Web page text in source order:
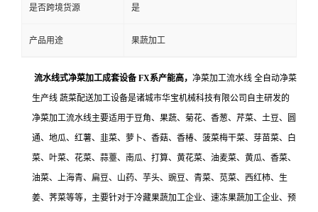
是否跨境货源 是
产品用途 果蔬加工
流水线式净菜加工成套设备 FX系产能高， 净菜加工流水线 全自动净菜
生产线 蔬菜配送加工设备是诸城市华宝机械科技有限公司自主研发的
净菜加工流水线主要适用于豆角、果蔬、菊花、香葱、芹菜、土豆、圆
通、地瓜、红薯、韭菜、萝卜、香菇、香椿、菠菜梅干菜、芽苗菜、白
菜、叶菜、花菜、蒜薹、南瓜、打算、黄花菜、油麦菜、黄瓜、香菜、
油菜、上海青、扁豆、山药、芋头、豌豆、青菜、苋菜、西红柿、生
姜、荠菜等等，主要针对于冷藏果蔬加工企业、速冻果蔬加工企业、预